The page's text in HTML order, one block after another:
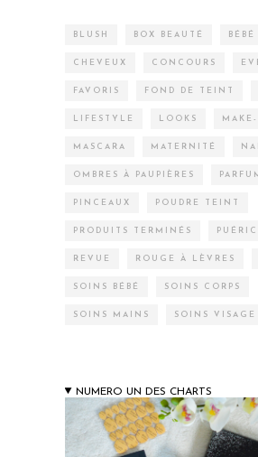
BLUSH BOX BEAUTÉ BÉBÉ
CHEVEUX CONCOURS
FAVORIS FOND DE TEINT
LIFESTYLE LOOKS MAKE-
MASCARA MATERNITÉ
OMBRES À PAUPIÈRES
PINCEAUX POUDRE TEINT
PRODUITS TERMINÉS
REVUE ROUGE À LÈVRES
SOINS BÉBÉ SOINS CORPS
SOINS MAINS SOINS VISAGE
NUMERO UN DES CHARTS